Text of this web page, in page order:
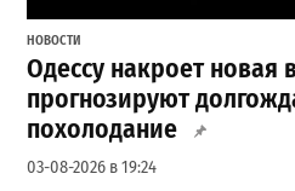
НОВОСТИ
Одессу накроет новая
прогнозируют
похолодание
03-08-2026 в 19:24